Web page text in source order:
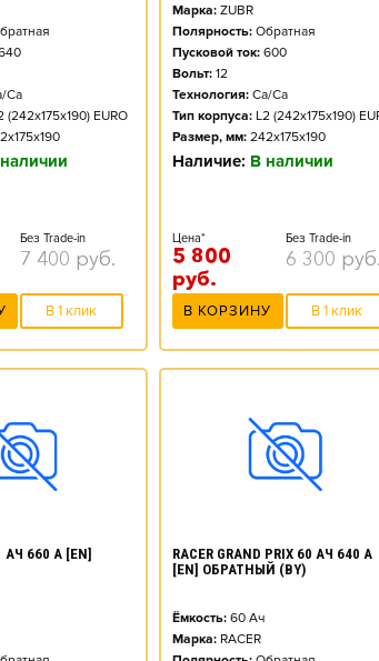
Ca
(242x175x190) EURO
Без Trade-in
7 400 руб.
В 1 клик
Марка: ZUBR
Полярность: Обратная
Пусковой ток: 600
Вольт: 12
Технология: Ca/Ca
Тип корпуса: L2 (242x175x190)
Размер, мм: 242x175x190
Наличие: В наличии
Цена*
5 800
руб.
Без Trade-in
6 300 руб.
В КОРЗИНУ В 1 клик
АЧ 660 А [EN]
RACER GRAND PRIX 60 АЧ 640 А
[EN] ОБРАТНЫЙ (BY)
Ёмкость: 60Ач
Марка: RACER